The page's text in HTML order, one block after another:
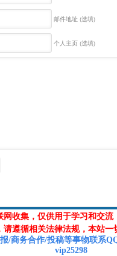
邮件地址 (选填)
个人主页 (选填)
网收集，仅供用于学习和交流
请遵循相关法律法规，本站一
/商务合作/投稿等事物联系Q
vip25298